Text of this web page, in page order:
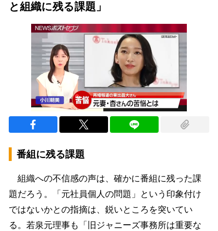
と組織に残る課題」
番組に残る課題
組織への不信感の声は、確かに番組に残った課
題だろう。「元社員個人の問題」という印象付け
ではないかとの指摘は、鋭いところを突いてい
る。若泉元理事も「旧ジャニーズ事務所は重要な